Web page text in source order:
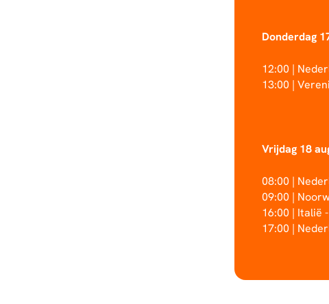
Donderdag
12:00 |
13:00 |
Vrijdag 18
08:00 |
09:00 |
16:00 | Italië
17:00 |